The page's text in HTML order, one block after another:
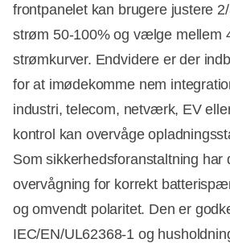
frontpanelet kan brugere justere
strøm 50-100% og vælge mellem
strømkurver. Endvidere er der
for at imødekomme nem
industri, telecom, netværk, EV
kontrol kan overvåge
Som sikkerhedsforanstaltning har
overvågning for korrekt
og omvendt polaritet. Den er
IEC/EN/UL62368-1 og